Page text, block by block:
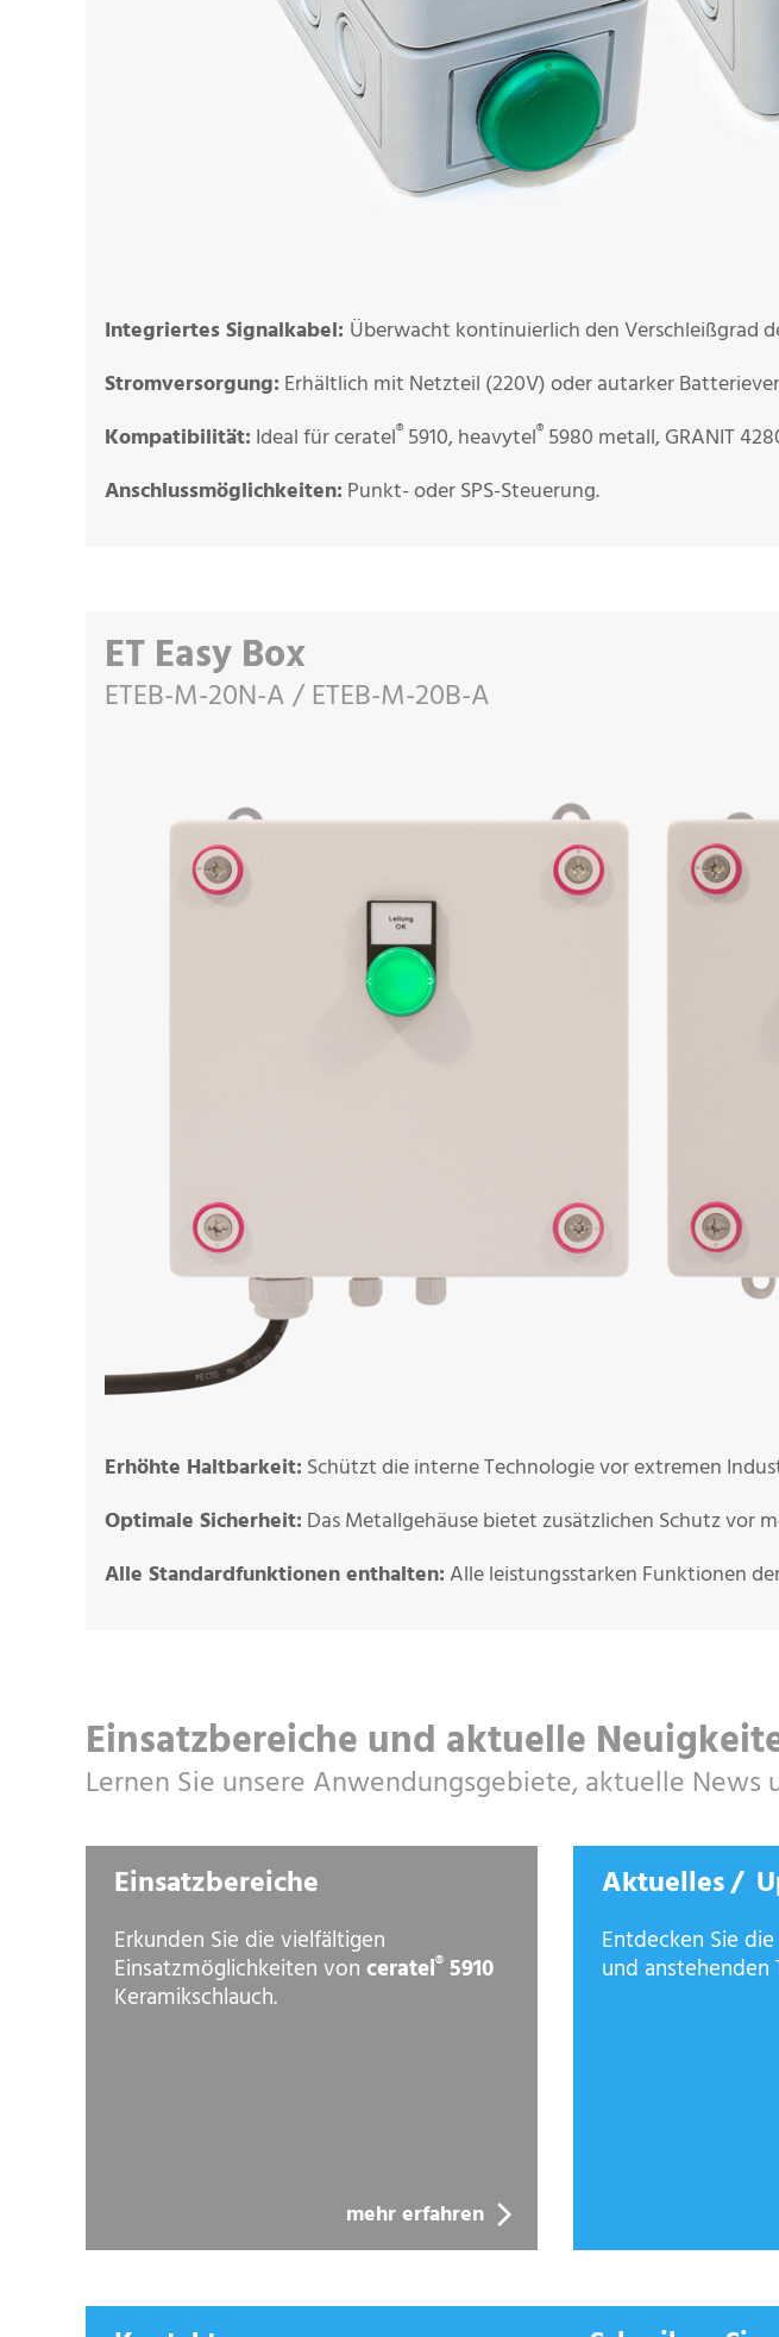
Integriertes Signalkabel: Überwacht kontinuierlich den Verschleißgrad
Stromversorgung: Erhältlich mit Netzteil (220V) oder autarker
Kompatibilität: Ideal für ceratel® 5910, heavytel® 5980 metall, GRANIT
Anschlussmöglichkeiten: Punkt- oder SPS-Steuerung.
ET Easy Box
ETEB-M-20N-A / ETEB-M-20B-A
Erhöhte Haltbarkeit: Schützt die interne Technologie vor extremen
Optimale Sicherheit: Das Metallgehäuse bietet zusätzlichen Schutz vor
Alle Standardfunktionen enthalten:Alle leistungsstarken Funktionen
Einsatzbereiche und aktuelle
Lernen Sie unsere Anwendungsgebiete, aktuelle News
Einsatzbereiche
Erkunden Sie die vielfältigen
Einsatzmöglichkeiten von ceratel® 5910
Keramikschlauch.
mehr erfahren
Aktuelles /
Entdecken Sie
und anstehenden